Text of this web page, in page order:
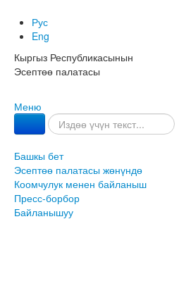
Рус
Eng
Кыргыз Республикасынын
Эсептөө палатасы
Меню
Башкы бет
Эсептөө палатасы жөнүндө
Коомчулук менен байланыш
Пресс-борбор
Байланышуу